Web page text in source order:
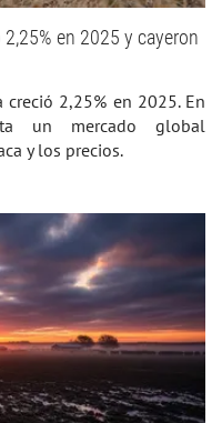
en 2025 y cayeron
creció 2,25% en 2025. En
un mercado global
y los precios.